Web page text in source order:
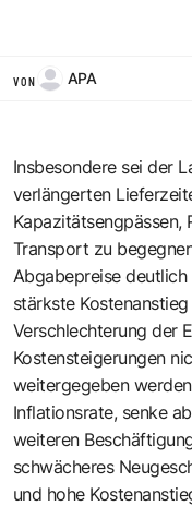
VON APA
Insbesondere sei der
verlängerten
Transport zu
Abgabepreise
stärkste
Verschlechterung der
Kostensteigerungen
weitergegeben
Inflationsrate, senke
weiteren
schwächeres
und hohe